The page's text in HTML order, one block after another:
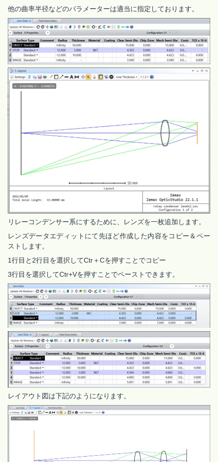
他の曲率半径などのパラメーターは適当に指定しております。
リレーコンデンサー系にするために、レンズを一枚追加します。
レンズデータエディットにて先ほど作成した内容をコピー＆ペー
ストします。
1行目と2行目を選択してCtr＋Cを押すことでコピー
3行目を選択してCtr+Vを押すことでペーストできます。
レイアウト図は下記のようになります。